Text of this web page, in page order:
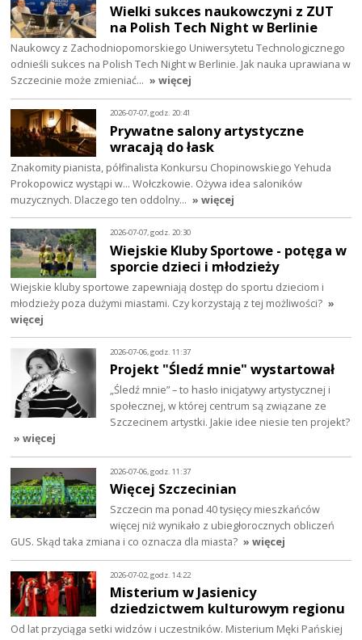
Wielki sukces naukowczyni z ZUT
na Polish Tech Night w Berlinie
Naukowcy z Zachodniopomorskiego Uniwersytetu Technologicznego
odnieśli sukces na Polish Tech Night w Berlinie. Jak nauka uprawiana w
Szczecinie może zmieniać… » więcej
2026-07-07, godz. 20:41
Prywatne salony artystyczne
wracają do łask
Znakomity pianista, półfinalista Konkursu Chopinowskiego Yehuda
Prokopowicz wystąpi w… Wołczkowie. Ożywa idea saloników
muzycznych. Dlaczego ten oddolny… » więcej
2026-07-07, godz. 20:30
Wiejskie Kluby Sportowe - potęga w
sporcie dzieci i młodzieży
Wiejskie kluby sportowe zapewniają dostęp do sportu dzieciom i
młodzieży poza dużymi miastami. Czy korzystają z tej możliwości? »
więcej
2026-07-06, godz. 11:37
Projekt "Śledź mnie" wystartował
„Śledź mnie” – to hasło inicjatywy artystycznej i
społecznej, w której centrum są związane ze
Szczecinem artystki. Jakie idee niesie ten projekt?
» więcej
2026-07-06, godz. 11:37
Więcej Szczecinian
Szczecin ma ponad 40 tysięcy mieszkańców
więcej niż wynikało z ubiegłorocznych obliczeń
GUS. Skąd taka zmiana i co oznacza dla miasta? » więcej
2026-07-02, godz. 14:22
Misterium w Jasienicy
dziedzictwem kulturowym regionu
Od lat przyciąga setki widzów i uczestników. Misterium Męki Pańskiej